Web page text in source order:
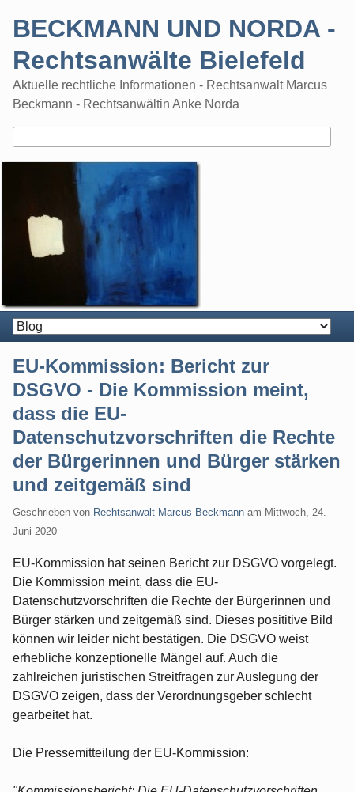
BECKMANN UND NORDA -
Rechtsanwälte Bielefeld
Aktuelle rechtliche Informationen - Rechtsanwalt Marcus
Beckmann - Rechtsanwältin Anke Norda
EU-Kommission: Bericht zur
DSGVO - Die Kommission meint,
dass die EU-
Datenschutzvorschriften die Rechte
der Bürgerinnen und Bürger stärken
und zeitgemäß sind
Geschrieben von Rechtsanwalt Marcus Beckmann am Mittwoch, 24.
Juni 2020
EU-Kommission hat seinen Bericht zur DSGVO vorgelegt.
Die Kommission meint, dass die EU-
Datenschutzvorschriften die Rechte der Bürgerinnen und
Bürger stärken und zeitgemäß sind. Dieses posititive Bild
können wir leider nicht bestätigen. Die DSGVO weist
erhebliche konzeptionelle Mängel auf. Auch die
zahlreichen juristischen Streitfragen zur Auslegung der
DSGVO zeigen, dass der Verordnungsgeber schlecht
gearbeitet hat.
Die Pressemitteilung der EU-Kommission: